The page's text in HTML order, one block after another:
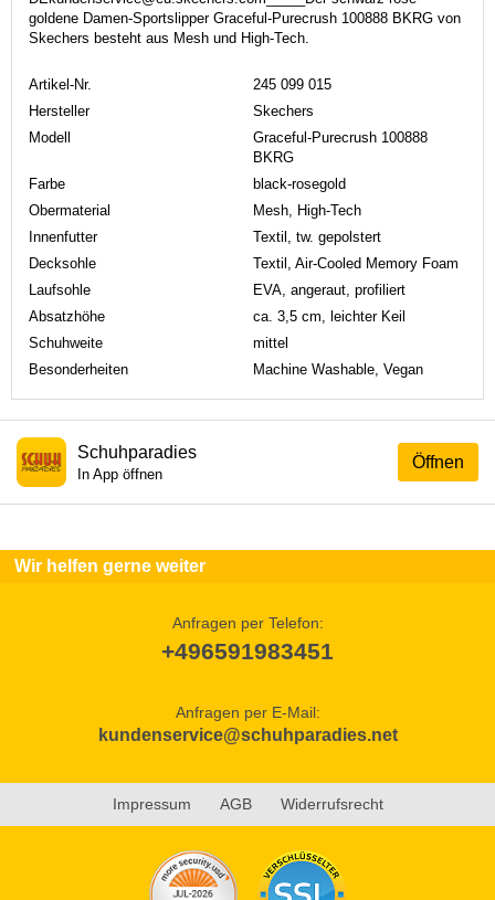
goldene Damen-Sportslipper Graceful-Purecrush 100888 BKRG von
Skechers besteht aus Mesh und High-Tech.
Artikel-Nr.
245 099 015
Hersteller
Skechers
Modell
Graceful-Purecrush 100888
BKRG
Farbe
black-rosegold
Obermaterial
Mesh, High-Tech
Innenfutter
Textil, tw. gepolstert
Decksohle
Textil, Air-Cooled Memory Foam
Laufsohle
EVA, angeraut, profiliert
Absatzhöhe
ca. 3,5 cm, leichter Keil
Schuhweite
mittel
Besonderheiten
Machine Washable, Vegan
Öffnen
Schuhparadies
In App öffnen
Wir helfen gerne weiter
Anfragen per Telefon:
+496591983451
Anfragen per E-Mail:
kundenservice@schuhparadies.net
Impressum AGB Widerrufsrecht